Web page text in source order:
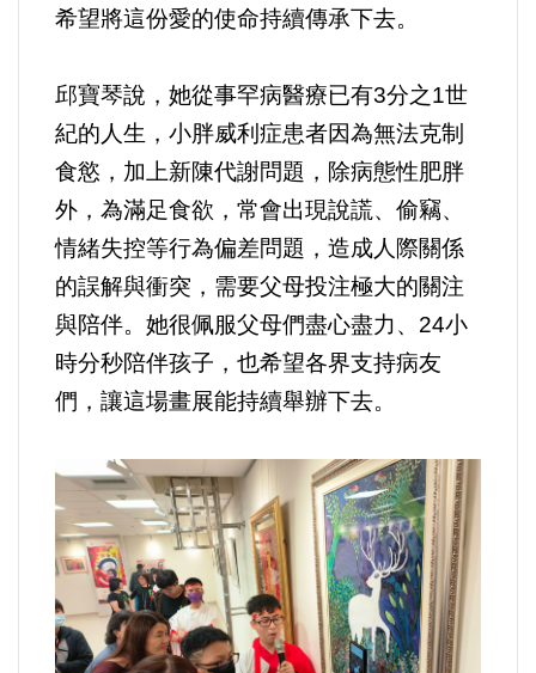
好人好事/人物介紹
希望將這份愛的使命持續傳承下去。
邱寶琴說，她從事罕病醫療已有3分之1世
紀的人生，小胖威利症患者因為無法克制
食慾，加上新陳代謝問題，除病態性肥胖
外，為滿足食欲，常會出現說謊、偷竊、
情緒失控等行為偏差問題，造成人際關係
的誤解與衝突，需要父母投注極大的關注
與陪伴。她很佩服父母們盡心盡力、24小
時分秒陪伴孩子，也希望各界支持病友
們，讓這場畫展能持續舉辦下去。